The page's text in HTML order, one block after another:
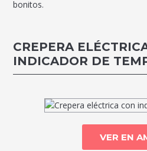
bonitos.
CREPERA
INDICADOR DE
VER EN